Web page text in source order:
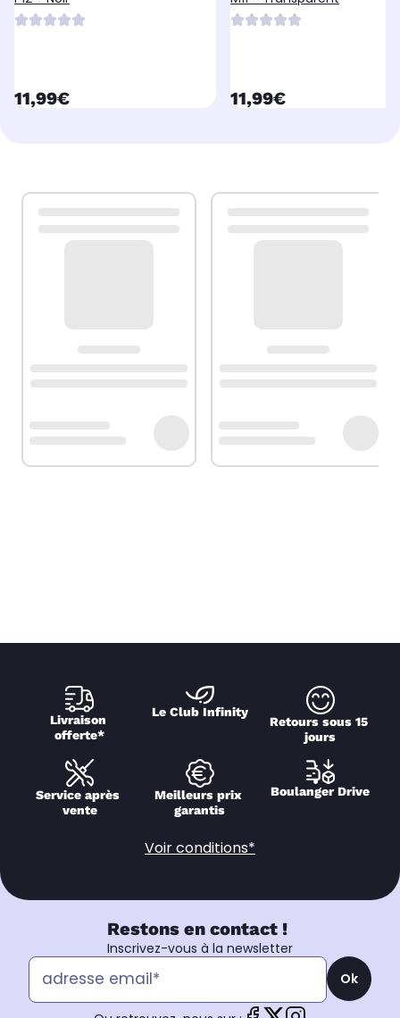
currentPrice
11,99€ currentPrice
11,99€
Livraison
offerte*
Le Club Infinity
Retours sous 15
jours
Service après
vente
Meilleurs prix
garantis
Boulanger Drive
Voir conditions*
Restons en contact !
Inscrivez-vous à la newsletter
Ok